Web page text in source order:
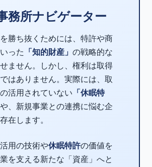
務所ナビゲーター
勝ち抜くためには、特許や商
った 「知的財産」 の戦略的な
ません。しかし、権利は取得
はありません。実際には、取
活用されていない 「休眠特
、新規事業との連携に悩む企
在します。
用の技術や休眠特許の価値を
を支える新たな「資産」へと